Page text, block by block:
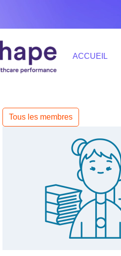
ACCUEIL
Tous les membres